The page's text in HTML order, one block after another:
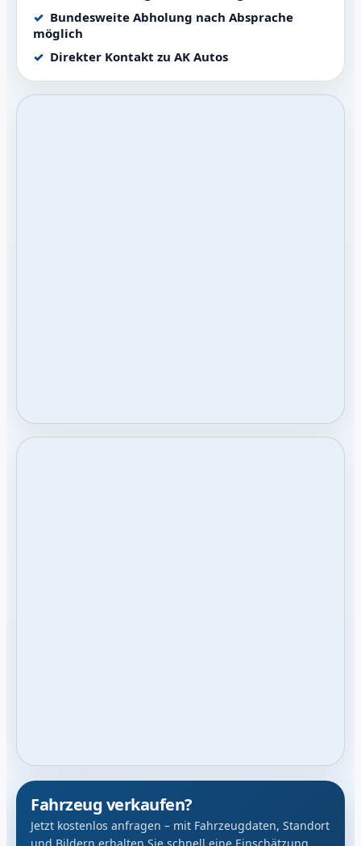
Bundesweite Abholung nach Absprache
möglich
Direkter Kontakt zu AK Autos
Fahrzeug verkaufen?
Jetzt kostenlos anfragen – mit Fahrzeugdaten, Standort